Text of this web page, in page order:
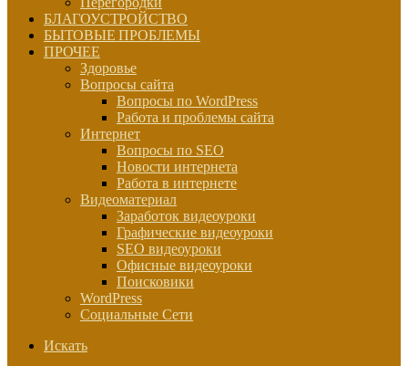
БЛАГОУСТРОЙСТВО
БЫТОВЫЕ ПРОБЛЕМЫ
ПРОЧЕЕ
Здоровье
Вопросы сайта
Вопросы по WordPress
Работа и проблемы сайта
Интернет
Вопросы по SEO
Новости интернета
Работа в интернете
Видеоматериал
Заработок видеоуроки
Графические видеоуроки
SEO видеоуроки
Офисные видеоуроки
Поисковики
WordPress
Социальные Сети
Искать